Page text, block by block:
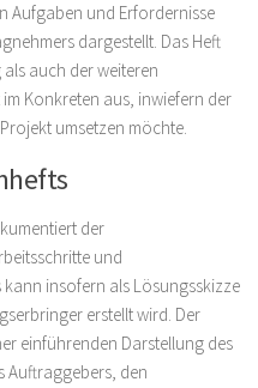
Aufgaben und Erfordernisse
dargestellt. Das Heft
auch der weiteren
Konkreten aus, inwiefern der
umsetzen möchte.
der
und
kann insofern als Lösungsskizze
erstellt wird. Der
einführenden Darstellung des
Auftraggebers, den